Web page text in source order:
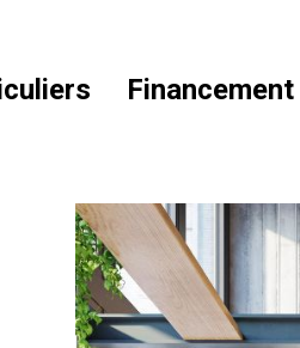
Financement